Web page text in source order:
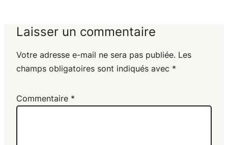
Laisser un commentaire
Votre adresse e-mail ne sera pas publiée. Les
champs obligatoires sont indiqués avec *
Commentaire *